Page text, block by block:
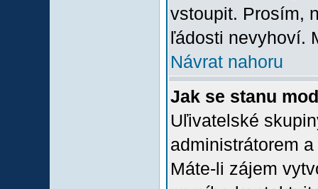
vstoupit. Prosím,
ľádosti nevyhoví.
Návrat nahoru
Jak se stanu
Uľivatelské
administrátorem
Máte-li zájem